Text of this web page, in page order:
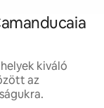
kiváló
az